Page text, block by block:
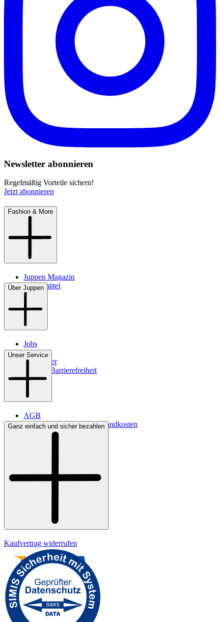
Newsletter abonnieren
Regelmäßig Vorteile sichern!
Jetzt abonnieren
Fashion & More
Juppen Magazin
Pflegemittel
Über Juppen
Jobs
Filialen
Newsletter
Digitale Barrierefreiheit
Unser Service
AGB
Lieferbedingungen & Versandkosten
Bezahlung
Ganz einfach und sicher bezahlen
Kaufvertrag widerrufen